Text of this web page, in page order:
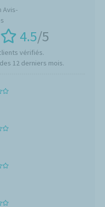
4.5/5
vérifiés.
12 derniers mois.